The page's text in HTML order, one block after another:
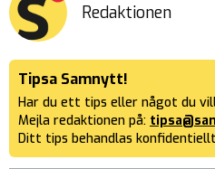
Redaktionen
Tipsa Samnytt!
Har du ett tips eller något du
Mejla redaktionen på:
Ditt tips behandlas